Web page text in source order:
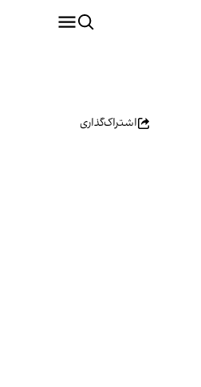
اشتراک‌گذاری